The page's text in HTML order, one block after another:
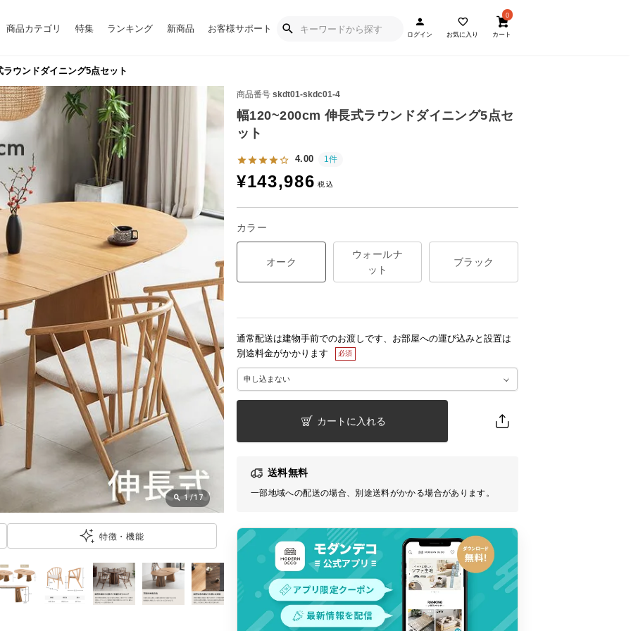
商品カテゴリ 特集 ランキング 新商品 お客様サポート
ログイン お気に入り
0
カート
ウンドダイニング5点セット
商品番号 skdt01-skdc01-4
幅120~200cm 伸長式ラウンドダイニング5点セ
ット
4.00 1件
¥143,986
カラー
オーク
ウォールナ
ット
ブラック
通常配送は建物手前でのお渡しです、お部屋への運び込みと設置は
別途料金がかかります
カートに入れる
送料無料
一部地域への配送の場合、別途送料がかかる場合があります。
1/17
特徴・機能